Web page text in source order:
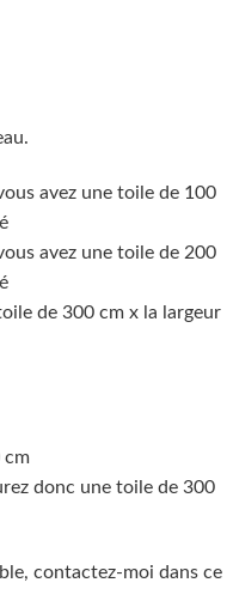
avez une toile de 100
avez une toile de 200
de 300 cm x la largeur
cm
donc une toile de 300
contactez-moi dans ce